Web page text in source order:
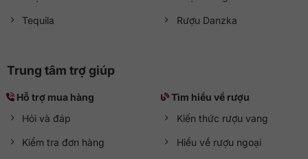
Tequila Rượu Danzka
Trung tâm trợ giúp
Hỗ trợ mua hàng
Hỏi và đáp
Kiểm tra đơn hàng
Tìm hiểu về rượu
Kiến thức rượu vang
Hiểu về rượu ngoại